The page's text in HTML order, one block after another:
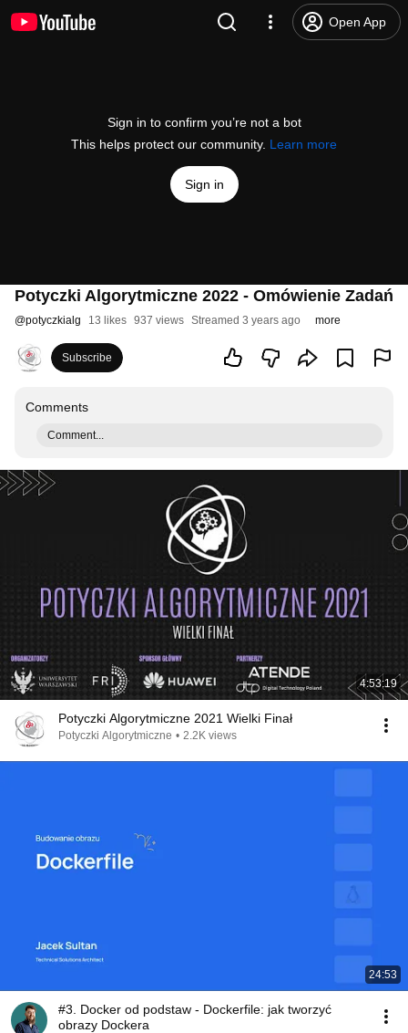
Open App
Sign in to confirm you’re not a bot
This helps protect our community. Learn more
Sign in
Potyczki Algorytmiczne 2022 - Omówienie Zadań
@potyczkialg 13 likes 937 views Streamed 3 years ago more
Subscribe
Comments
Comment...
4:53:19
Potyczki Algorytmiczne 2021 Wielki Finał
Potyczki Algorytmiczne • 2.2K views
24:53
#3. Docker od podstaw - Dockerfile: jak tworzyć
obrazy Dockera